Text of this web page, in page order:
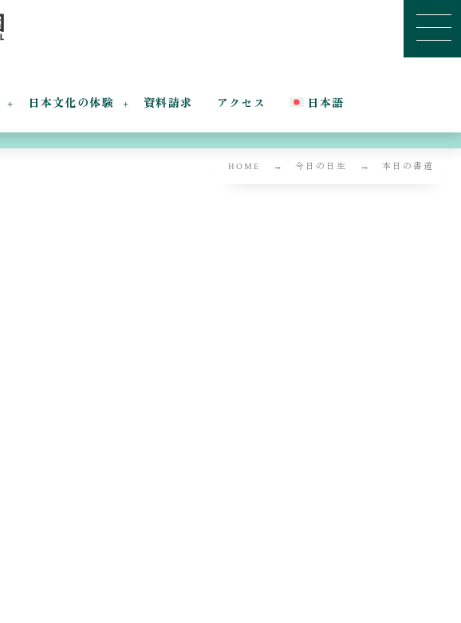
日本文化の体験 資料請求 アクセス 日本語
HOME 今日の日生 本日の書道